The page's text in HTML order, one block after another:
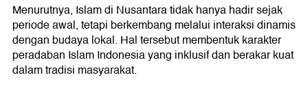
Menurutnya, Islam di Nusantara tidak hanya hadir sejak
periode awal, tetapi berkembang melalui interaksi dinamis
dengan budaya lokal. Hal tersebut membentuk karakter
peradaban Islam Indonesia yang inklusif dan berakar kuat
dalam tradisi masyarakat.